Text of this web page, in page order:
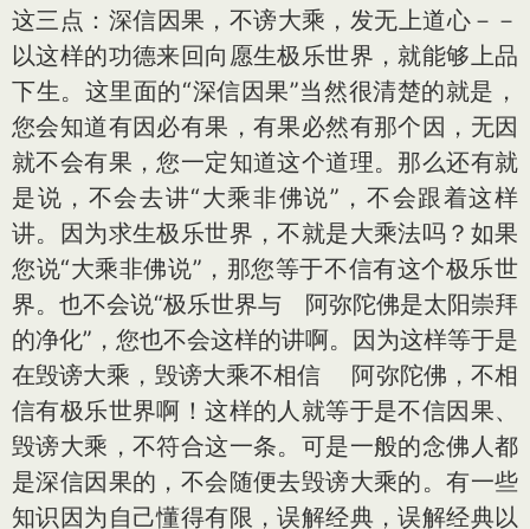
这三点：深信因果，不谤大乘，发无上道心－－
以这样的功德来回向愿生极乐世界，就能够上品
下生。这里面的“深信因果”当然很清楚的就是，
您会知道有因必有果，有果必然有那个因，无因
就不会有果，您一定知道这个道理。那么还有就
是说，不会去讲“大乘非佛说”，不会跟着这样
讲。因为求生极乐世界，不就是大乘法吗？如果
您说“大乘非佛说”，那您等于不信有这个极乐世
界。也不会说“极乐世界与 阿弥陀佛是太阳崇拜
的净化”，您也不会这样的讲啊。因为这样等于是
在毁谤大乘，毁谤大乘不相信 阿弥陀佛，不相
信有极乐世界啊！这样的人就等于是不信因果、
毁谤大乘，不符合这一条。可是一般的念佛人都
是深信因果的，不会随便去毁谤大乘的。有一些
知识因为自己懂得有限，误解经典，误解经典以